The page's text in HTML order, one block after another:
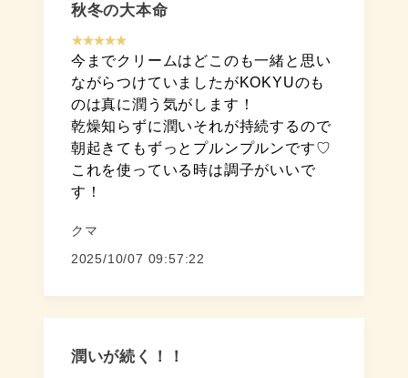
秋冬の大本命
★★★★★
今までクリームはどこのも一緒と思い
ながらつけていましたがKOKYUのも
のは真に潤う気がします！
乾燥知らずに潤いそれが持続するので
朝起きてもずっとプルンプルンです♡
これを使っている時は調子がいいで
す！
クマ
2025/10/07 09:57:22
潤いが続く！！